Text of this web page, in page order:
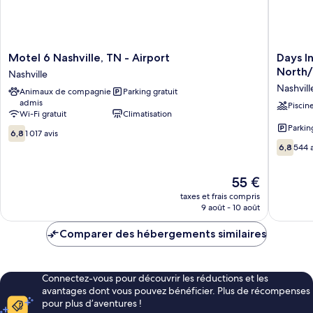
Motel
6
Nashville,
TN
Airport
Nashville
Motel 6 Nashville, TN - Airport
Nashville
Animaux de compagnie
admis
Parking gratuit
Wi-Fi gratuit
Climatisation
6.8
sur
6,8 1 017 avis
Le
nouveau
prix
de
55 €
taxes et frais compris
9 août - 10 août
Days
Inn
Area
Est
Days
6.8
sur
6,8 544
Comparer des hébergements similaires
Connectez-vous pour découvrir les réductions et les
avantages dont vous pouvez bénéficier. Plus de récompenses
pour plus d’aventures !